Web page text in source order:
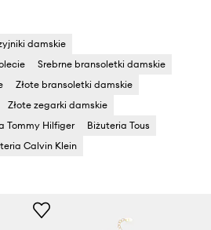
damskie
Srebrne bransoletki damskie
Złote bransoletki damskie
Złote zegarki damskie
Tommy Hilfiger
Biżuteria Tous
Calvin Klein